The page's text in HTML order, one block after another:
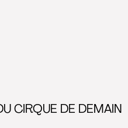
CIRQUE DE DEMAIN